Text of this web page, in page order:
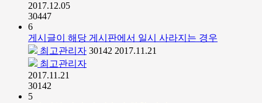
2017.12.05
30447
6
게시글이 해당 게시판에서 일시 사라지는 경우
최고관리자 30142 2017.11.21
최고관리자
2017.11.21
30142
5